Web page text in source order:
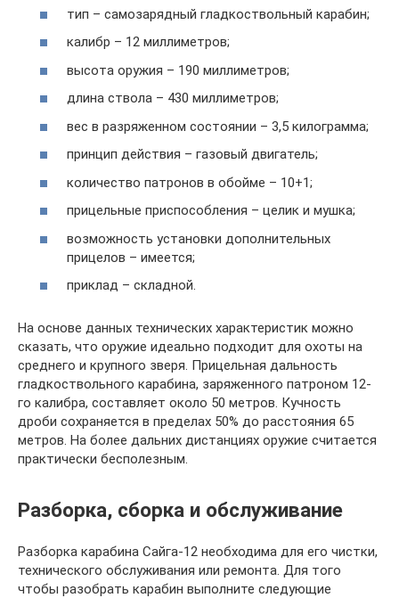
тип – самозарядный гладкоствольный карабин;
калибр – 12 миллиметров;
высота оружия – 190 миллиметров;
длина ствола – 430 миллиметров;
вес в разряженном состоянии – 3,5 килограмма;
принцип действия – газовый двигатель;
количество патронов в обойме – 10+1;
прицельные приспособления – целик и мушка;
возможность установки дополнительных
прицелов – имеется;
приклад – складной.
На основе данных технических характеристик можно
сказать, что оружие идеально подходит для охоты на
среднего и крупного зверя. Прицельная дальность
гладкоствольного карабина, заряженного патроном 12-
го калибра, составляет около 50 метров. Кучность
дроби сохраняется в пределах 50% до расстояния 65
метров. На более дальних дистанциях оружие считается
практически бесполезным.
Разборка, сборка и обслуживание
Разборка карабина Сайга-12 необходима для его чистки,
технического обслуживания или ремонта. Для того
чтобы разобрать карабин выполните следующие